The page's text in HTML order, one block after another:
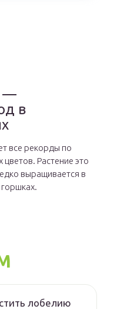
—
в
все рекорды по
Растение это
выращивается в
лобелию